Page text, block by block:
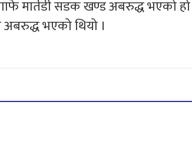
मार्तडी सडक खण्ड अबरुद्ध भएको हो
भएको थियो ।